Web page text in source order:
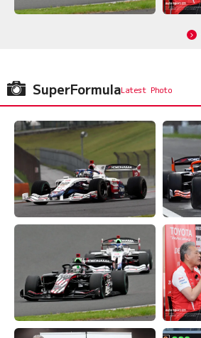
SuperFormula